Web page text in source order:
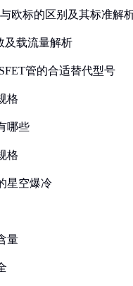
欧标的区别及其标准解
及载流量解析
管的合适替代型号
格
哪些
格
星空爆冷
量